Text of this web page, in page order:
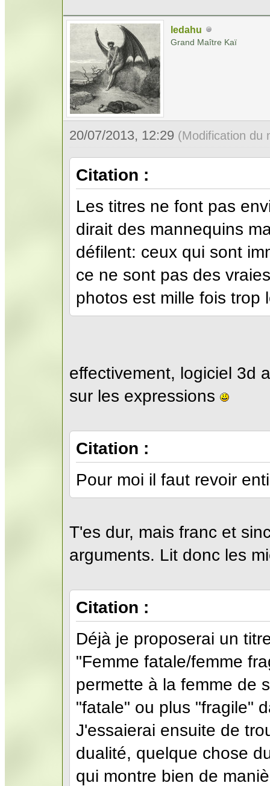
ledahu
Grand Maître Kaï
20/07/2013, 12:29 (Modification du
Citation :
Les titres ne font pas
dirait des mannequins
défilent: ceux qui sont
ce ne sont pas des
photos est mille fois trop
effectivement, logiciel 3d
sur les expressions
Citation :
Pour moi il faut revoir
T'es dur, mais franc et
arguments. Lit donc les
Citation :
Déjà je proposerai un
"Femme fatale/femme
permette à la femme de
"fatale" ou plus "fragile"
J'essaierai ensuite de
dualité, quelque chose
qui montre bien de